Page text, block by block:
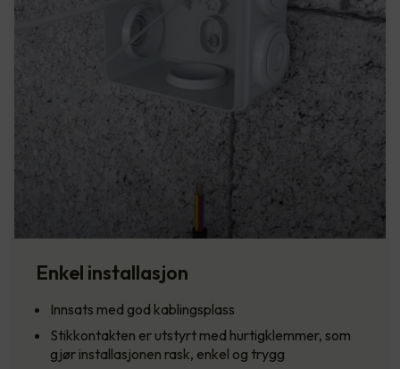
Enkel installasjon
Innsats med god kablingsplass
Stikkontakten er utstyrt med hurtigklemmer, som
gjør installasjonen rask, enkel og trygg